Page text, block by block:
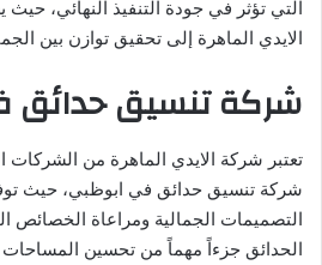
التي تؤثر في جودة التنفيذ النهائي،
الايدي الماهرة إلى تحقيق توازن بين
شركة تنسيق حدائق
تعتبر شركة الايدي الماهرة من الشركات
شركة تنسيق حدائق في ابوظبي، حيث
التصميمات الجمالية ومراعاة الخصائص
الحدائق جزءاً مهماً من تحسين المساحات